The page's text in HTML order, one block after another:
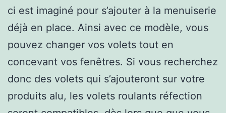
ci est imaginé pour s’ajouter à la menuiserie
déjà en place. Ainsi avec ce modèle, vous
pouvez changer vos volets tout en
concevant vos fenêtres. Si vous recherchez
donc des volets qui s’ajouteront sur votre
produits alu, les volets roulants réfection